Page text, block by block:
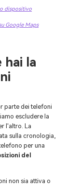
dispositivo
Google Maps
hai la
parte dei telefoni
escludere la
l'altro. La
sulla cronologia,
per una
del
non sia attiva o